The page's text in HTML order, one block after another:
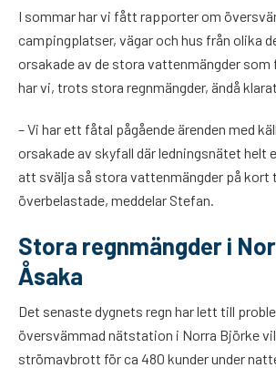
I sommar har vi fått rapporter om
campingplatser, vägar och hus från olika
orsakade av de stora vattenmängder som
har vi, trots stora regnmängder, ändå
– Vi har ett fåtal pågående ärenden med
orsakade av skyfall där ledningsnätet helt
att svälja så stora vattenmängder på kort
överbelastade, meddelar Stefan.
Stora regnmängder i
Åsaka
Det senaste dygnets regn har lett till
översvämmad nätstation i Norra Björke
strömavbrott för ca 480 kunder under